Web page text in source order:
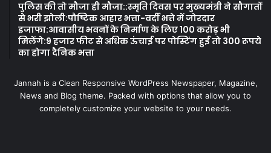
पुलिस की तो मौजा ही मौजा::स्मृति दिवस पर मुख्यमंत्री ने सौगातों
से भरी झोली:पौष्टिक आहार भत्ता-वर्दी भत्ते में जोरदार
इजाफा:आवासीय भवनों के निर्माण के लिए 100 करोड़ भी
मिलेंगे:9 हजार फीट से अधिक ऊंचाई पर पोस्टिंग हुई तो 300 रूपये
का होगा दैनिक भत्ता
Jannah is a Clean Responsive WordPress Newspaper, Magazine,
News and Blog theme. Packed with options that allow you to
completely customize your website to your needs.